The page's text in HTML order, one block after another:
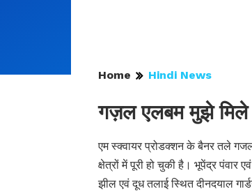
Home Hindi News
गज़ल एलबम मुझे मिले
एम स्क्वायर प्रोडक्शन के बैनर तले
क्षेत्रों में पूरी हो चुकी है। भूपेंद्र पंवार
झील एवं दूध तलाई स्थित दीनदयाल